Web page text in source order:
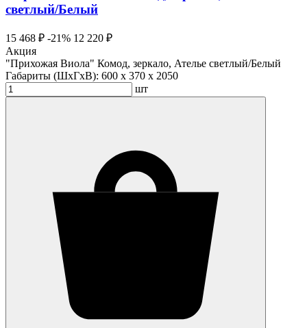
светлый/Белый
15 468 ₽ -21% 12 220 ₽
Акция
"Прихожая Виола" Комод, зеркало, Ателье светлый/Белый
Габариты (ШхГхВ): 600 x 370 x 2050
шт